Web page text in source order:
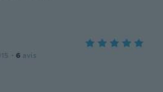
· 6 avis